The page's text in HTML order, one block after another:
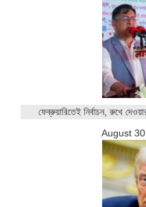
ফেব্রুয়ারিতেই নির্বাচন, রুখে
August